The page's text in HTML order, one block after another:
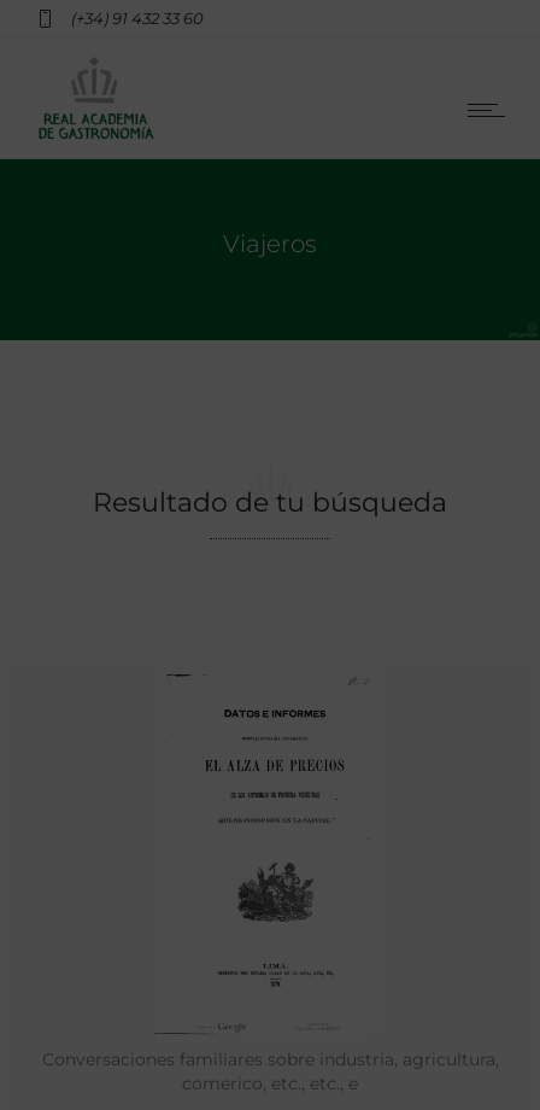
(+34) 91 432 33 60
Viajeros
Resultado de tu búsqueda
Conversaciones familiares sobre industria, agricultura,
comerico, etc., etc., e